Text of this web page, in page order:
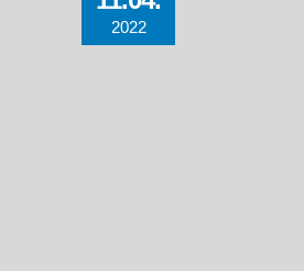
2022